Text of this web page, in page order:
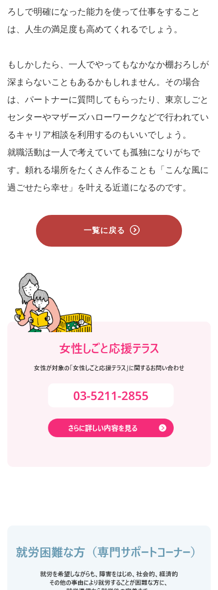
ろしで明確になった能力を使って仕事をすること
は、人生の満足度も高めてくれるでしょう。
もしかしたら、一人でやってもなかなか棚おろしが
深まらないこともあるかもしれません。その場合
は、パートナーに質問してもらったり、東京しごと
センターやマザーズハローワークなどで行われてい
るキャリア相談を利用するのもいいでしょう。
就職活動は一人で考えていても孤独になりがちで
す。頼れる場所をたくさん作ることも「こんな風に
過ごせたら幸せ」を叶える近道になるのです。
一覧に戻る